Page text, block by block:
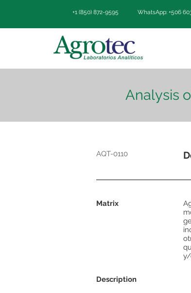
WhatsApp: +506
+1 (850) 872-9595
Analysis
AQT-0110
Matrix
Description
y/